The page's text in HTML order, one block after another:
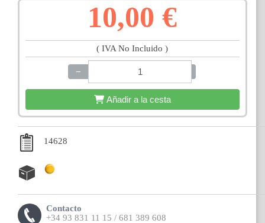
10,00 €
( IVA No Incluido )
−
Añadir a la cesta
14628
Contacto
+34 93 831 11 15 / 681 389 608